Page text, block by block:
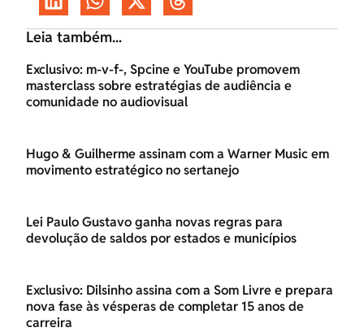
Leia também...
Exclusivo: m-v-f-, Spcine e YouTube promovem
masterclass sobre estratégias de audiência e
comunidade no audiovisual
Hugo & Guilherme assinam com a Warner Music em
movimento estratégico no sertanejo
Lei Paulo Gustavo ganha novas regras para
devolução de saldos por estados e municípios
Exclusivo: Dilsinho assina com a Som Livre e prepara
nova fase às vésperas de completar 15 anos de
carreira